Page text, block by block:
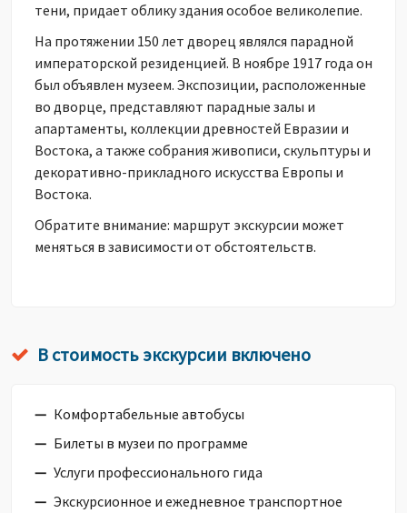
тени, придает облику здания особое великолепие.
На протяжении 150 лет дворец являлся парадной
императорской резиденцией. В ноябре 1917 года он
был объявлен музеем. Экспозиции, расположенные
во дворце, представляют парадные залы и
апартаменты, коллекции древностей Евразии и
Востока, а также собрания живописи, скульптуры и
декоративно-прикладного искусства Европы и
Востока.
Обратите внимание: маршрут экскурсии может
меняться в зависимости от обстоятельств.
В стоимость экскурсии включено
Комфортабельные автобусы
Билеты в музеи по программе
Услуги профессионального гида
Экскурсионное и ежедневное транспортное